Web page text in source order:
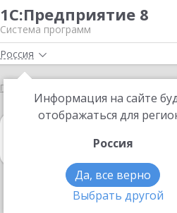
1С:Предприятие 8
Система программ
Россия
Информация на сайте
отображаться для
Россия
Да, все верно
Выбрать другой
Главная
в Бобруйске
Ознакомьтесь с